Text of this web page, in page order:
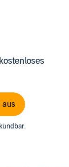
aus